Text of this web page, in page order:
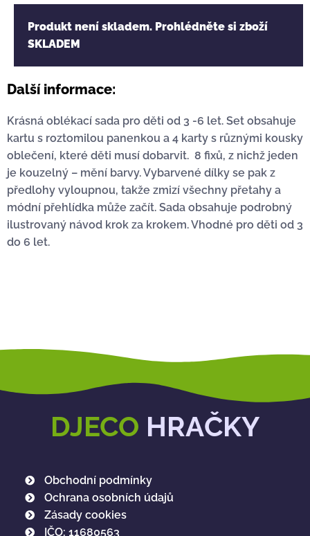
Produkt není skladem. Prohlédněte si zboží
SKLADEM
Další informace:
Krásná oblékací sada pro děti od 3 -6 let. Set obsahuje
kartu s roztomilou panenkou a 4 karty s různými kousky
oblečení, které děti musí dobarvit. 8 fixů, z nichž jeden
je kouzelný – mění barvy. Vybarvené dílky se pak z
předlohy vyloupnou, takže zmizí všechny přetahy a
módní přehlídka může začít. Sada obsahuje podrobný
ilustrovaný návod krok za krokem. Vhodné pro děti od 3
do 6 let.
DJECO HRAČKY
Obchodní podmínky
Ochrana osobních údajů
Zásady cookies
IČO: 11680563